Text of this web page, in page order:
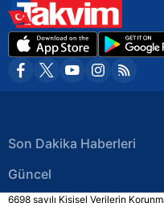
Son Dakika Haberleri
Güncel
6698 sayılı Kişisel Verilerin